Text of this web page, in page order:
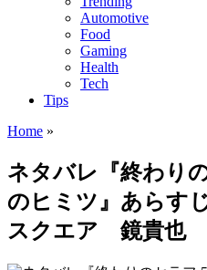
Automotive
Food
Gaming
Health
Tech
Tips
Home »
ネタバレ『終わり
のヒミツ』あらす
スクエア 鏡貴也